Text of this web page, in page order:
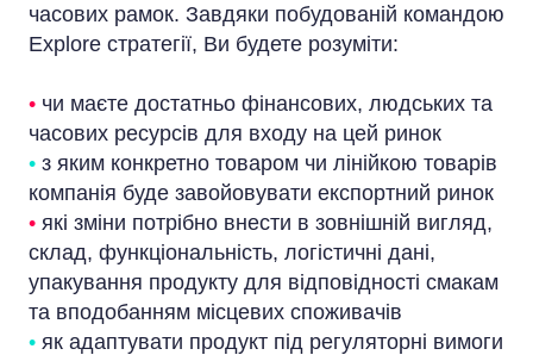
часових рамок. Завдяки побудованій командою
Explore стратегії, Ви будете розуміти:
• чи маєте достатньо фінансових, людських та
часових ресурсів для входу на цей ринок
• з яким конкретно товаром чи лінійкою товарів
компанія буде завойовувати експортний ринок
• які зміни потрібно внести в зовнішній вигляд,
склад, функціональність, логістичні дані,
упакування продукту для відповідності смакам
та вподобанням місцевих споживачів
• як адаптувати продукт під регуляторні вимоги